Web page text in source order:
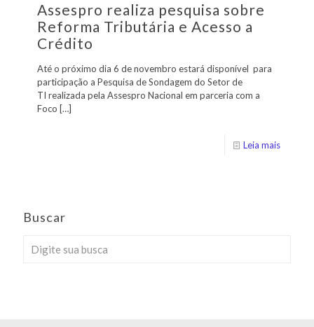
Assespro realiza pesquisa sobre
Reforma Tributária e Acesso a
Crédito
Até o próximo dia 6 de novembro estará disponível para
participação a Pesquisa de Sondagem do Setor de
TI realizada pela Assespro Nacional em parceria com a
Foco […]
Leia mais
Buscar